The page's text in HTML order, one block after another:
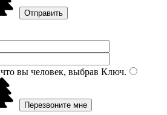
вы человек, выбрав Ключ.